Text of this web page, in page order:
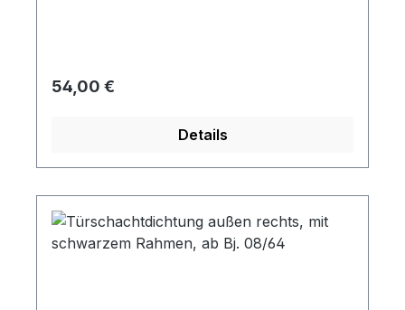
Regulärer Preis:
54,00 €
Details